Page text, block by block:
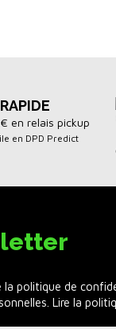
en relais pickup
en DPD Predict
la politique de
Lire la